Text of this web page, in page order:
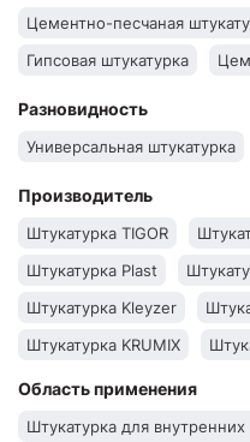
Цементно-песчаная
Гипсовая штукатурка
Разновидность
Универсальная штукатурка
Производитель
Штукатурка TIGOR
Штукатурка Plast
Штукатурка Kleyzer
Штукатурка KRUMIX
Штукатурка Siltek
Штукатурка Kreisel
Область применения
Штукатурка для внутренних